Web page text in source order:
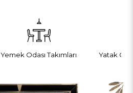
Yemek Odası Takımları Yatak